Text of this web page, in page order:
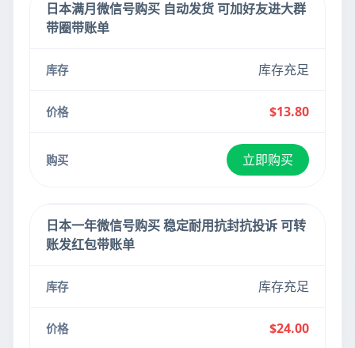
日本满月微信号购买 自动发货 可加好友进大群
带圈带账单
库存充足
$13.80
立即购买
日本一年微信号购买 稳定耐用抗封抗投诉 可转
账发红包带账单
库存充足
$24.00